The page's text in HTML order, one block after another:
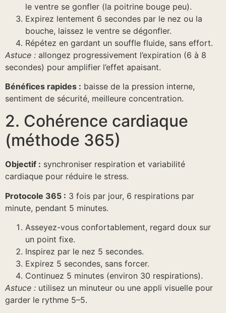
le ventre se gonfler (la poitrine bouge peu).
Expirez lentement 6 secondes par le nez ou la
bouche, laissez le ventre se dégonfler.
Répétez en gardant un souffle fluide, sans effort.
Astuce : allongez progressivement l’expiration (6 à 8
secondes) pour amplifier l’effet apaisant.
Bénéfices rapides : baisse de la pression interne,
sentiment de sécurité, meilleure concentration.
2. Cohérence cardiaque
(méthode 365)
Objectif : synchroniser respiration et variabilité
cardiaque pour réduire le stress.
Protocole 365 : 3 fois par jour, 6 respirations par
minute, pendant 5 minutes.
Asseyez-vous confortablement, regard doux sur
un point fixe.
Inspirez par le nez 5 secondes.
Expirez 5 secondes, sans forcer.
Continuez 5 minutes (environ 30 respirations).
Astuce : utilisez un minuteur ou une appli visuelle pour
garder le rythme 5–5.